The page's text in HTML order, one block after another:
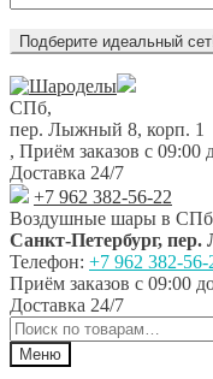
Перейти
к
навигации
Перейти
к
содержимому
СПб,
пер. Лыжный 8, корп. 1
, Приём заказов с 09:00
Доставка 24/7
+7 962 382-56-22
Воздушные шары в СПб
Санкт-Петербург, пер.
Телефон: +7 962 382-56-
Приём заказов с 09:00
Доставка 24/7
Искать:
Меню